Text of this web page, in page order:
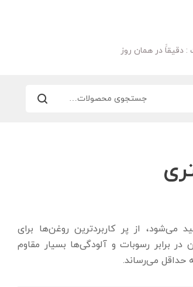
دقیقاََ در همان روز
می‌شود، از پر کاربرد‌ترین روغن‌ها برای
برابر رسوبات و آلودگی‌ها بسیار مقاوم
حداقل می‌رساند.